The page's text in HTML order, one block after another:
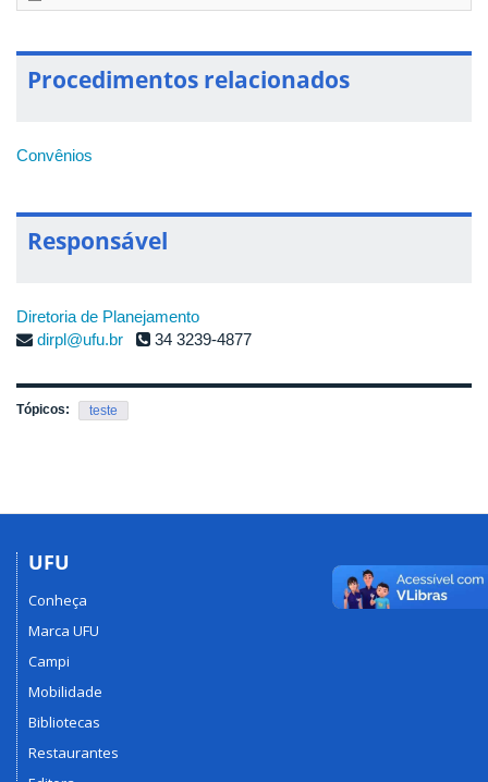
Procedimentos relacionados
Convênios
Responsável
Diretoria de Planejamento
dirpl@ufu.br
34 3239-4877
Tópicos: teste
UFU
Conheça
Marca UFU
Campi
Mobilidade
Bibliotecas
Restaurantes